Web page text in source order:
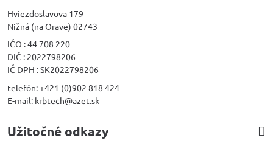
Hviezdoslavova 179
Nižná (na Orave) 02743
IČO : 44 708 220
DIČ : 2022798206
IČ DPH : SK2022798206
telefón: +421 (0)902 818 424
E-mail: krbtech@azet.sk
Užitočné odkazy